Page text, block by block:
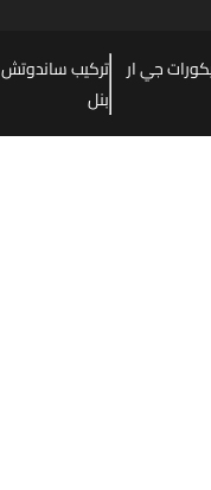
جي ار
تركيب ساندوتش
بنل